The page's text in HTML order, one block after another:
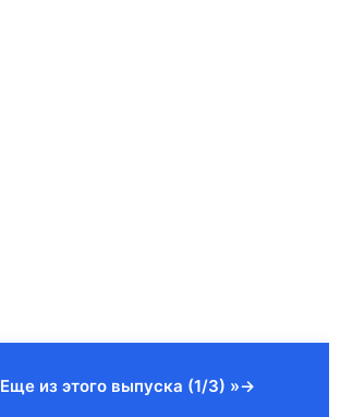
Еще из этого выпуска (1/3) »